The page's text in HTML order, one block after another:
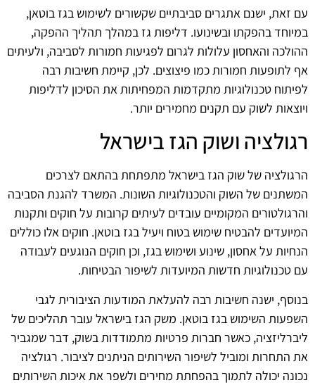
עם זאת, ישנם אתגרים סביבתיים שקשורים לשימוש בגז בוטאן,
במיוחד בהפקתו ובשינועו. דליפות גז במהלך תהליך ההפקה,
ההולכה והאחסון עלולות לגרום לפגיעות חמורות לסביבה, ולעיתים
אף לתופעות חמורות כמו פיצוצים. לכן, קיימת חשיבות רבה
לפיתוח טכנולוגיות מתקדמות המפחיתות את הסיכון לדליפות
ויוצאות לשוק עם תקנים מחמירים יותר.
רגולציה ושוק הגז בישראל
הרגולציה של שוק הגז בישראל מתפתחת בהתאם לצרכים
המשתנים של השוק והטכנולוגיות השונות. המשרד להגנת הסביבה
והרגולטורים המקומיים עובדים לעיתים קרובות על חוקים ותקנות
המיועדים להבטיח שימוש בטוח ויעיל בגז בוטאן. חוקים אלו כוללים
הנחיות על אחסון, שינוע ושימוש בגז, וכן חוקים הנוגעים לעבודה
עם טכנולוגיות חדשות המיועדות לשיפור הבטיחות.
בנוסף, ישנה חשיבות רבה להעלאת המודעות הציבורית לגבי
השפעות השימוש בגז בוטאן. משק הגז בישראל עובר תהליכים של
ליברליזציה, כאשר חברות פרטיות מתמודדות בשוק, דבר שמגביר
את התחרות ומוביל לשיפור השירותים הניתנים לציבור. רגולציה
נכונה יכולה לתמוך בהפחתת מחירים ולשפר את איכות השירותים